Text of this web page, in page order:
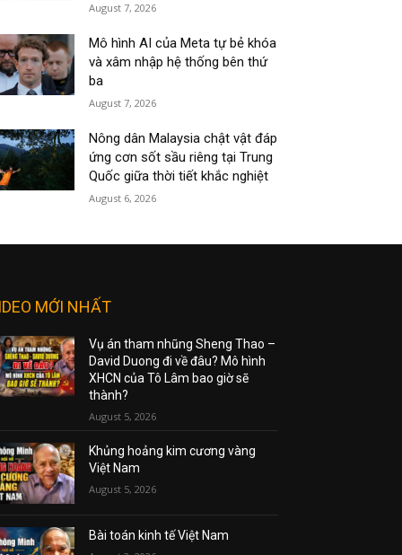
August 7, 2026
Mô hình AI của Meta tự bẻ khóa
và xâm nhập hệ thống bên thứ
ba
August 7, 2026
Nông dân Malaysia chật vật đáp
ứng cơn sốt sầu riêng tại Trung
Quốc giữa thời tiết khắc nghiệt
August 6, 2026
MỚI NHẤT
Vụ án tham nhũng Sheng Thao –
David Duong đi về đâu? Mô hình
XHCN của Tô Lâm bao giờ sẽ
thành?
August 5, 2026
Khủng hoảng kim cương vàng
Việt Nam
August 5, 2026
Bài toán kinh tế Việt Nam